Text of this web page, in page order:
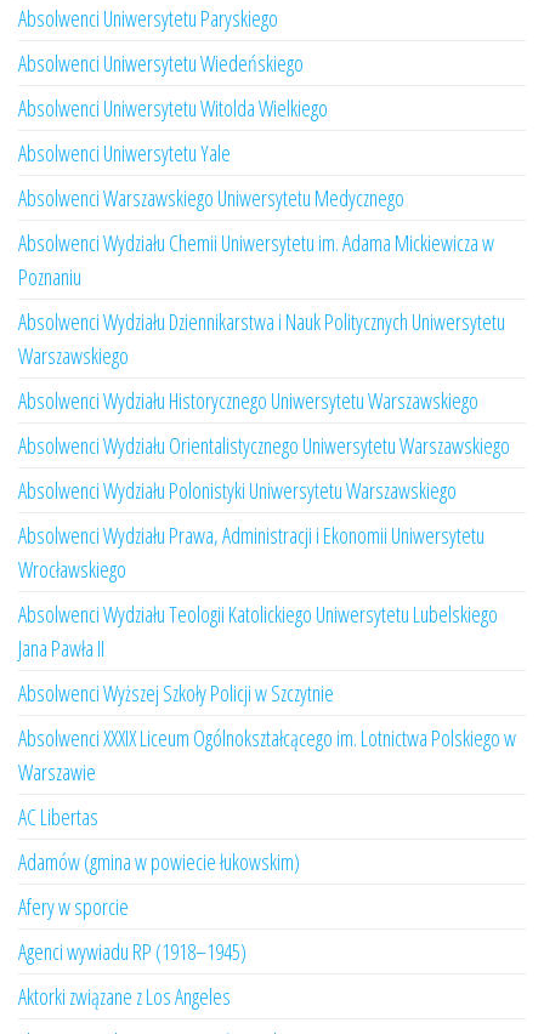
Absolwenci Uniwersytetu Paryskiego
Absolwenci Uniwersytetu Wiedeńskiego
Absolwenci Uniwersytetu Witolda Wielkiego
Absolwenci Uniwersytetu Yale
Absolwenci Warszawskiego Uniwersytetu Medycznego
Absolwenci Wydziału Chemii Uniwersytetu im. Adama Mickiewicza w
Poznaniu
Absolwenci Wydziału Dziennikarstwa i Nauk Politycznych Uniwersytetu
Warszawskiego
Absolwenci Wydziału Historycznego Uniwersytetu Warszawskiego
Absolwenci Wydziału Orientalistycznego Uniwersytetu Warszawskiego
Absolwenci Wydziału Polonistyki Uniwersytetu Warszawskiego
Absolwenci Wydziału Prawa, Administracji i Ekonomii Uniwersytetu
Wrocławskiego
Absolwenci Wydziału Teologii Katolickiego Uniwersytetu Lubelskiego
Jana Pawła II
Absolwenci Wyższej Szkoły Policji w Szczytnie
Absolwenci XXXIX Liceum Ogólnokształcącego im. Lotnictwa Polskiego w
Warszawie
AC Libertas
Adamów (gmina w powiecie łukowskim)
Afery w sporcie
Agenci wywiadu RP (1918–1945)
Aktorki związane z Los Angeles